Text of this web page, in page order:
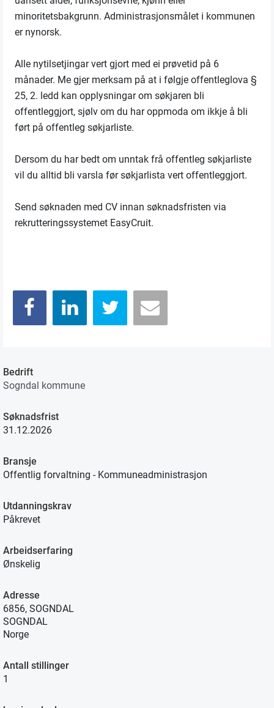
minoritetsbakgrunn. Administrasjonsmålet i kommunen
er nynorsk.
Alle nytilsetjingar vert gjort med ei prøvetid på 6
månader. Me gjer merksam på at i følgje offentleglova §
25, 2. ledd kan opplysningar om søkjaren bli
offentleggjort, sjølv om du har oppmoda om ikkje å bli
ført på offentleg søkjarliste.
Dersom du har bedt om unntak frå offentleg søkjarliste
vil du alltid bli varsla før søkjarlista vert offentleggjort.
Send søknaden med CV innan søknadsfristen via
rekrutteringssystemet EasyCruit.
Bedrift
Sogndal kommune
Søknadsfrist
31.12.2026
Bransje
Offentlig forvaltning - Kommuneadministrasjon
Utdanningskrav
Påkrevet
Arbeidserfaring
Ønskelig
Adresse
6856, SOGNDAL
SOGNDAL
Norge
Antall stillinger
1